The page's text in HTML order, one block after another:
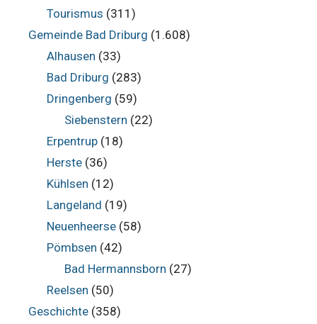
Tourismus (311)
Gemeinde Bad Driburg (1.608)
Alhausen (33)
Bad Driburg (283)
Dringenberg (59)
Siebenstern (22)
Erpentrup(18)
Herste(36)
Kühlsen (12)
Langeland (19)
Neuenheerse(58)
Pömbsen (42)
Bad Hermannsborn (27)
Reelsen (50)
Geschichte (358)